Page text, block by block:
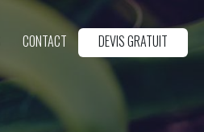
CONTACT DEVIS GRATUIT